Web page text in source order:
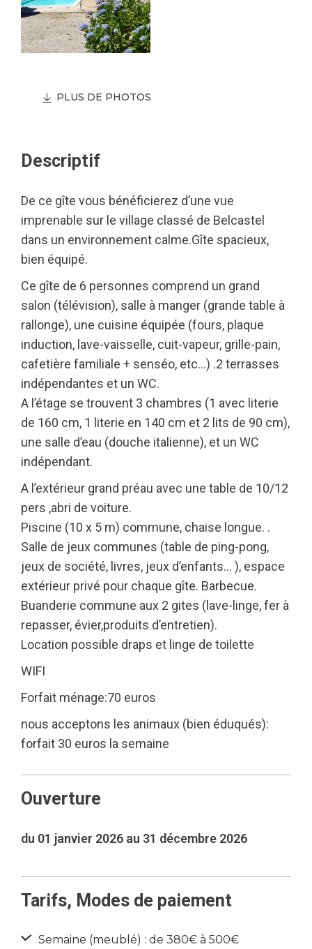
PLUS DE PHOTOS
Descriptif
De ce gîte vous bénéficierez d’une vue
imprenable sur le village classé de Belcastel
dans un environnement calme.Gîte spacieux,
bien équipé.
Ce gîte de 6 personnes comprend un grand
salon (télévision), salle à manger (grande table à
rallonge), une cuisine équipée (fours, plaque
induction, lave-vaisselle, cuit-vapeur, grille-pain,
cafetière familiale + senséo, etc…) .2 terrasses
indépendantes et un WC.
A l’étage se trouvent 3 chambres (1 avec literie
de 160 cm, 1 literie en 140 cm et 2 lits de 90 cm),
une salle d’eau (douche italienne), et un WC
indépendant.
A l’extérieur grand préau avec une table de 10/12
pers ,abri de voiture.
Piscine (10 x 5 m) commune, chaise longue. .
Salle de jeux communes (table de ping-pong,
jeux de société, livres, jeux d’enfants… ), espace
extérieur privé pour chaque gîte. Barbecue.
Buanderie commune aux 2 gites (lave-linge, fer à
repasser, évier,produits d’entretien).
Location possible draps et linge de toilette
WIFI
Forfait ménage:70 euros
nous acceptons les animaux (bien éduqués):
forfait 30 euros la semaine
Ouverture
du 01 janvier 2026 au 31 décembre 2026
Tarifs, Modes de paiement
Semaine (meublé) : de 380€ à 500€